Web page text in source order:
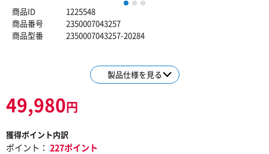
1 2
商品ID
1225548
商品番号
2350007043257
商品型番
2350007043257-20284
製品仕様を見る
49,980円
獲得ポイント内訳
ポイント： 227ポイント